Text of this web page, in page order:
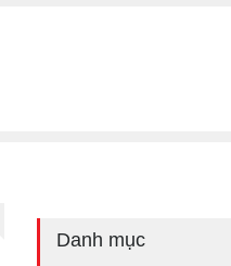
Danh mục